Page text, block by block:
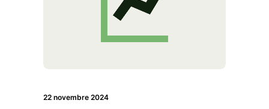
22 novembre 2024